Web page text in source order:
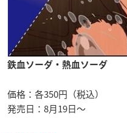
鉄血ソーダ・熱血ソーダ
価格：各350円（税込）
発売日：8月19日〜